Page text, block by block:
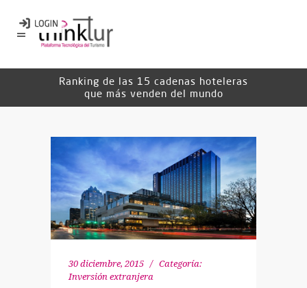
Ranking de las 15 cadenas hoteleras
que más venden del mundo
30 diciembre, 2015
Categoría:
Inversión extranjera